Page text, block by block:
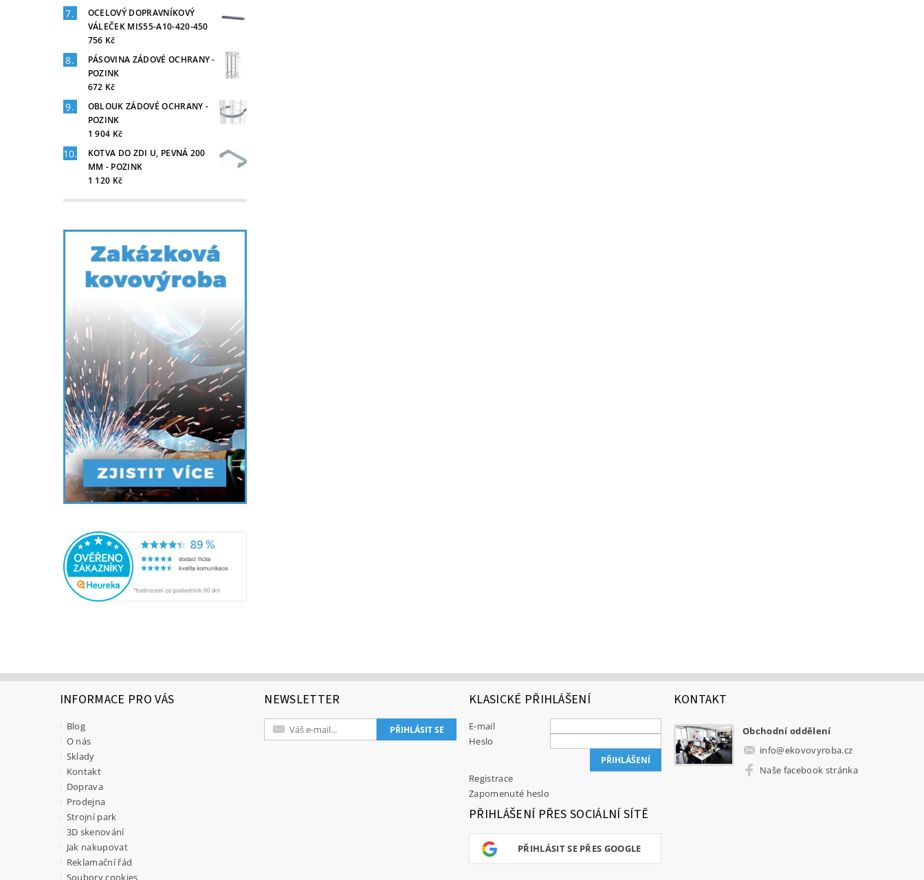
OCELOVÝ DOPRAVNÍKOVÝ
VÁLEČEK MIS55-A10-420-450
756 Kč
PÁSOVINA ZÁDOVÉ OCHRANY -
POZINK
672 Kč
OBLOUK ZÁDOVÉ OCHRANY -
POZINK
1 904 Kč
KOTVA DO ZDI U, PEVNÁ 200
MM - POZINK
1 120 Kč
INFORMACE PRO VÁS
Blog
O nás
Sklady
Kontakt
Doprava
Prodejna
Strojní park
3D skenování
Jak nakupovat
Reklamační řád
Soubory cookies
NEWSLETTER KLASICKÉ PŘIHLÁŠENÍ
E-mail
Heslo
Registrace
Zapomenuté heslo
PŘIHLÁŠENÍ PŘES SOCIÁLNÍ SÍTĚ
PŘIHLÁSIT SE PŘES GOOGLE
KONTAKT
Obchodní oddělení
info@ekovovyroba.cz
Naše facebook stránka